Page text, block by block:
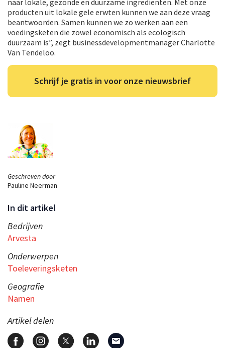
Geschreven door
Pauline Neerman
In dit artikel
Bedrijven
Arvesta
Onderwerpen
Toeleveringsketen
Geografie
Namen
Artikel delen
naar lokale, gezonde en duurzame ingrediënten. Met onze
producten uit lokale gele erwten kunnen we aan deze vraag
beantwoorden. Samen kunnen we zo werken aan een
voedingsketen die zowel economisch als ecologisch
duurzaam is”, zegt businessdevelopmentmanager Charlotte
Van Tendeloo.
Schrijf je gratis in voor onze nieuwsbrief